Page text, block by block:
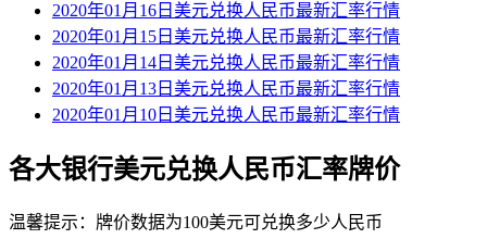
2020年01月16日美元兑换人民币最新汇率行情
2020年01月15日美元兑换人民币最新汇率行情
2020年01月14日美元兑换人民币最新汇率行情
2020年01月13日美元兑换人民币最新汇率行情
2020年01月10日美元兑换人民币最新汇率行情
各大银行美元兑换人民币汇率牌价
温馨提示：牌价数据为100美元可兑换多少人民币